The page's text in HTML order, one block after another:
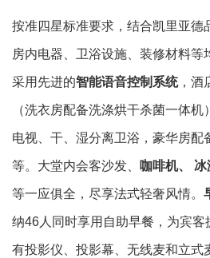
按准四星标准要求，结合凯里亚德
房内电器、卫浴设施、装修材料等
采用先进的智能语音控制系统，酒
（洗衣房配备洗涤烘干杀菌一体
电视、干、湿分离卫浴，豪华房配
等。大堂内会客沙发、 咖啡机、
等一应俱全，尽享法式轻奢风情。
纳46人同时享用自助早餐，为宾客
有投影仪、投影幕、无线麦和立式